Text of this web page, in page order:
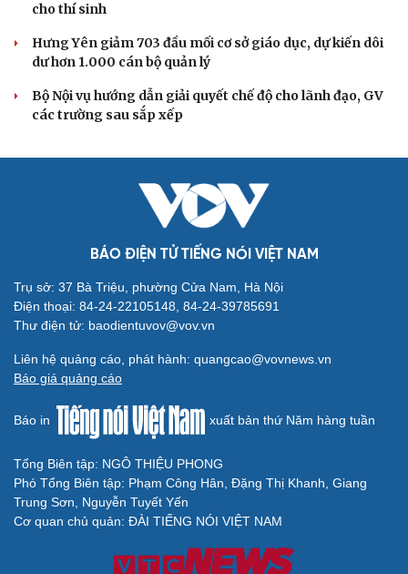
cho thí sinh
Hưng Yên giảm 703 đầu mối cơ sở giáo dục, dự kiến dôi
dư hơn 1.000 cán bộ quản lý
Bộ Nội vụ hướng dẫn giải quyết chế độ cho lãnh đạo, GV
các trường sau sắp xếp
BÁO ĐIỆN TỬ TIẾNG NÓI VIỆT NAM
Trụ sở: 37 Bà Triệu, phường Cửa Nam, Hà Nội
Điện thoại: 84-24-22105148, 84-24-39785691
Thư điện tử: baodientuvov@vov.vn
Liên hệ quảng cáo, phát hành: quangcao@vovnews.vn
Báo giá quảng cáo
Báo in xuất bản thứ Năm hàng tuần
Tổng Biên tập: NGÔ THIỆU PHONG
Phó Tổng Biên tập: Phạm Công Hân, Đặng Thị Khanh, Giang
Trung Sơn, Nguyễn Tuyết Yến
Cơ quan chủ quản: ĐÀI TIẾNG NÓI VIỆT NAM